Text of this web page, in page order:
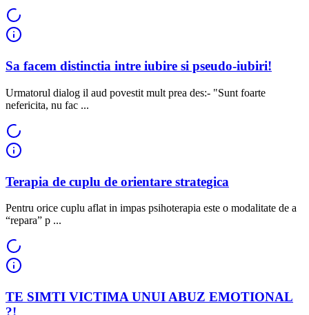
Sa facem distinctia intre iubire si pseudo-iubiri!
Urmatorul dialog il aud povestit mult prea des:- "Sunt foarte
nefericita, nu fac ...
Terapia de cuplu de orientare strategica
Pentru orice cuplu aflat in impas psihoterapia este o modalitate de a
“repara” p ...
TE SIMTI VICTIMA UNUI ABUZ EMOTIONAL
?!